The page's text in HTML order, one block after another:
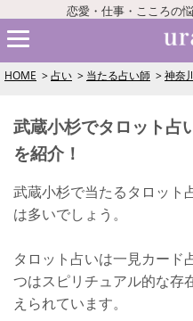
恋愛・仕事・こころの
HOME 占い 当たる占い師 神奈
武蔵小杉でタロット占
を紹介！
武蔵小杉で当たるタロット
は多いでしょう。
タロット占いは一見カード
つはスピリチュアル的な存
えられています。